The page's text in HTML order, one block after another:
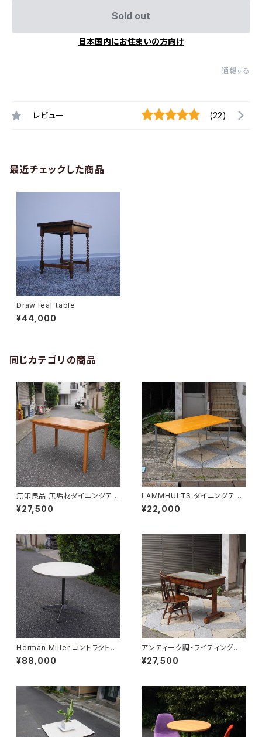
Sold out
日本国内にお住まいの方向け
通報する
レビュー (22)
最近チェックした商品
Draw leaf table
¥44,000
同じカテゴリの商品
無印良品 無垢材ダイニングテー
ブル
¥27,500
LAMMHULTS ダイニングテー
ブル
¥22,000
Herman Miller コントラクトベ
ース ラウンド
¥88,000
アンティーク調・ライティングデ
スク
¥27,500